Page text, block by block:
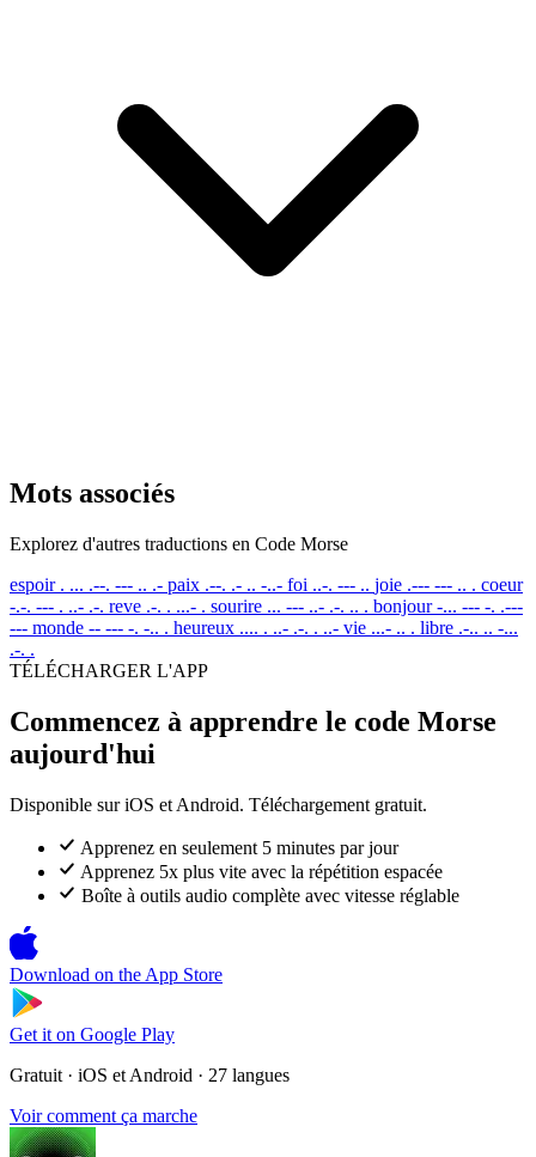
Mots associés
Explorez d'autres traductions en Code Morse
espoir . ... .--. --- .. .- paix .--. .- .. -..- foi ..-. --- .. joie .--- --- .. . coeur
-.-. --- . ..- .-. reve .-. . ...- . sourire ... --- ..- .-. .. . bonjour -... --- -. .---
--- monde -- --- -. -.. . heureux .... . ..- .-. . ..- vie ...- .. . libre .-.. .. -...
.-. .
TÉLÉCHARGER L'APP
Commencez à apprendre le code Morse
aujourd'hui
Disponible sur iOS et Android. Téléchargement gratuit.
Apprenez en seulement 5 minutes par jour
Apprenez 5x plus vite avec la répétition espacée
Boîte à outils audio complète avec vitesse réglable
Download on the App Store
Get it on Google Play
Gratuit · iOS et Android · 27 langues
Voir comment ça marche